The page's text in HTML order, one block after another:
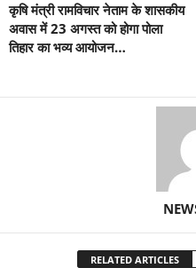
कृषि मंत्री रामविचार नेताम के शासकीय
अवास में 23 अगस्त को होगा पोला
तिहार का भव्य आयोजन…
RELATED ARTICLES